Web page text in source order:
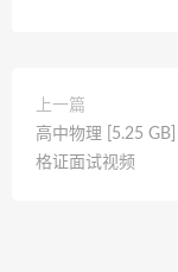
上一篇
高中物理 [5.25
格证面试视频